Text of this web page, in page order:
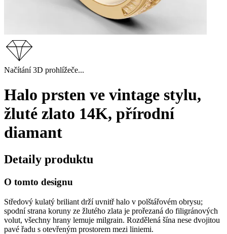
Načítání 3D prohlížeče...
Halo prsten ve vintage stylu,
žluté zlato 14K, přírodní
diamant
Detaily produktu
O tomto designu
Středový kulatý briliant drží uvnitř halo v polštářovém obrysu;
spodní strana koruny ze žlutého zlata je prořezaná do filigránových
volut, všechny hrany lemuje milgrain. Rozdělená šína nese dvojitou
pavé řadu s otevřeným prostorem mezi liniemi.